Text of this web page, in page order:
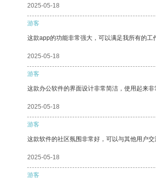
2025-05-18
游客
这款app的功能非常强大，可以满足我所有的工
2025-05-18
游客
这款办公软件的界面设计非常简洁，使用起来
2025-05-18
游客
这款软件的社区氛围非常好，可以与其他用户交
2025-05-18
游客